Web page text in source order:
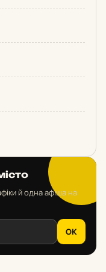
й одна афіша на
OK